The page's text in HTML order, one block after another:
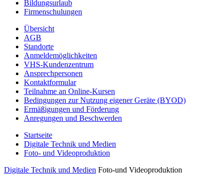
Bildungsurlaub
Firmenschulungen
Übersicht
AGB
Standorte
Anmeldemöglichkeiten
VHS-Kundenzentrum
Ansprechpersonen
Kontaktformular
Teilnahme an Online-Kursen
Bedingungen zur Nutzung eigener Geräte (BYOD)
Ermäßigungen und Förderung
Anregungen und Beschwerden
Startseite
Digitale Technik und Medien
Foto- und Videoproduktion
Digitale Technik und Medien Foto-und Videoproduktion